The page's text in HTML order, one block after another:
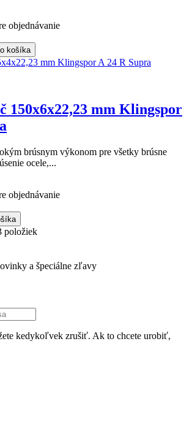
objednávanie
košíka
150x6x22,23 mm Klingspor
brúsnym výkonom pre všetky brúsne
ocele,...
objednávanie
položiek
a špeciálne zľavy
kedykoľvek zrušiť. Ak to chcete urobiť,